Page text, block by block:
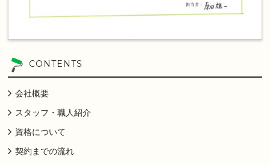
CONTENTS
会社概要
スタッフ・職人紹介
資格について
契約までの流れ